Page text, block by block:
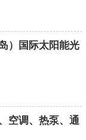
）国际太阳能光
空调、热泵、通